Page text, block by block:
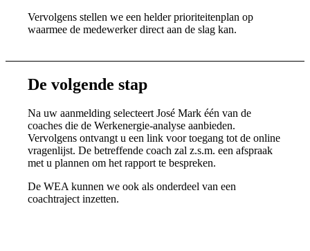
Vervolgens stellen we een helder prioriteitenplan op
waarmee de medewerker direct aan de slag kan.
De volgende stap
Na uw aanmelding selecteert José Mark één van de
coaches die de Werkenergie-analyse aanbieden.
Vervolgens ontvangt u een link voor toegang tot de online
vragenlijst. De betreffende coach zal z.s.m. een afspraak
met u plannen om het rapport te bespreken.
De WEA kunnen we ook als onderdeel van een
coachtraject inzetten.